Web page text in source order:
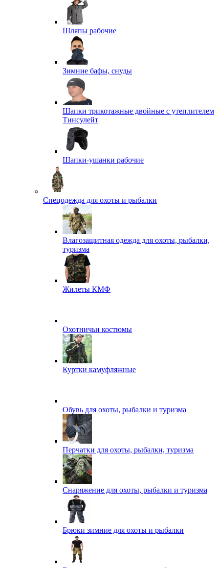
Шляпы рабочие
Зимние бафы, снуды
Шапки трикотажные двойные с утеплителем
Тинсулейт
Шапки-ушанки рабочие
Спецодежда для охоты и рыбалки
Влагозащитная одежда для охоты, рыбалки,
туризма
Жилеты КМФ
Охотничьи костюмы
Куртки камуфляжные
Обувь для охоты, рыбалки и туризма
Перчатки для охоты, рыбалки, туризма
Снаряжение для охоты, рыбалки и туризма
Брюки зимние для охоты и рыбалки